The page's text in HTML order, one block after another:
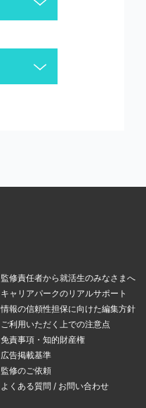
」よりメー
監修責任者から就活生のみなさまへ
キャリアパークのリアルサポート
情報の信頼性担保に向けた編集方針
ご利用いただく上での注意点
免責事項・知的財産権
広告掲載基準
監修のご依頼
よくある質問 / お問い合わせ